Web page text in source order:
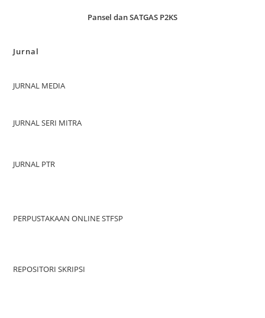
Pansel dan SATGAS P2KS
Jurnal
JURNAL MEDIA
JURNAL SERI MITRA
JURNAL PTR
PERPUSTAKAAN ONLINE STFSP
REPOSITORI SKRIPSI